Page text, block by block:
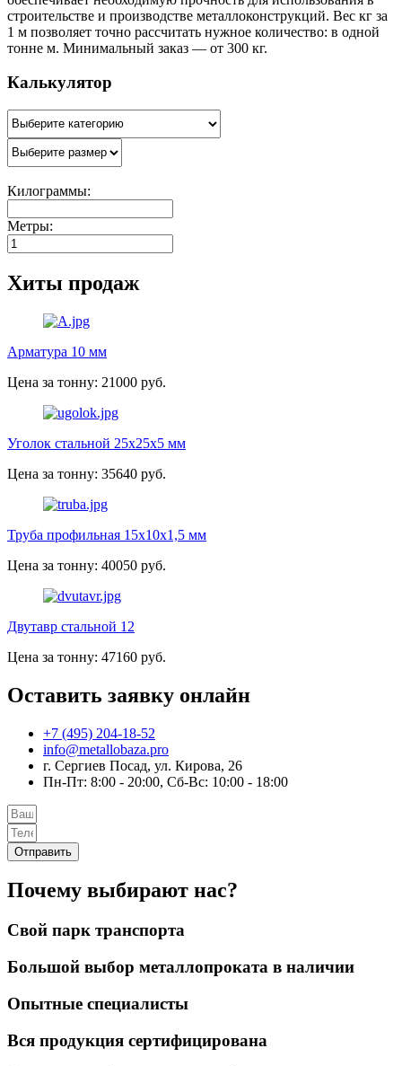
строительстве и производстве металлоконструкций. Вес кг за
1 м позволяет точно рассчитать нужное количество: в одной
тонне м. Минимальный заказ — от 300 кг.
Калькулятор
Килограммы:
Метры:
Хиты продаж
Арматура 10 мм
Цена за тонну: 21000 руб.
Уголок стальной 25х25х5 мм
Цена за тонну: 35640 руб.
Труба профильная 15х10х1,5 мм
Цена за тонну: 40050 руб.
Двутавр стальной 12
Цена за тонну: 47160 руб.
Оставить заявку онлайн
+7 (495) 204-18-52
info@metallobaza.pro
г. Сергиев Посад, ул. Кирова, 26
Пн-Пт: 8:00 - 20:00, Сб-Вс: 10:00 - 18:00
Отправить
Почему выбирают нас?
Свой парк транспорта
Большой выбор металлопроката в наличии
Опытные специалисты
Вся продукция сертифицирована